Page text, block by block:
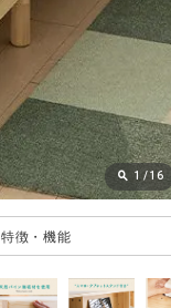
1 /16
特徴・機能